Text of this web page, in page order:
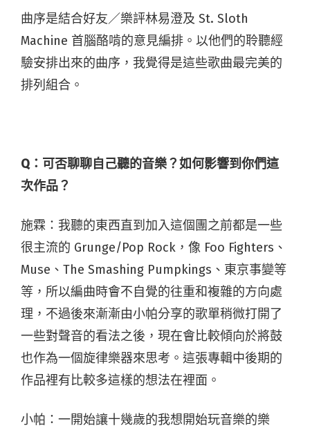
曲序是結合好友／樂評林易澄及 St. Sloth
Machine 首腦酪啃的意見編排。以他們的聆聽經
驗安排出來的曲序，我覺得是這些歌曲最完美的
排列組合。
Q：可否聊聊自己聽的音樂？如何影響到你們這
次作品？
施霖：我聽的東西直到加入這個團之前都是一些
很主流的 Grunge/Pop Rock，像 Foo Fighters、
Muse、The Smashing Pumpkings、東京事變等
等，所以編曲時會不自覺的往重和複雜的方向處
理，不過後來漸漸由小帕分享的歌單稍微打開了
一些對聲音的看法之後，現在會比較傾向於將鼓
也作為一個旋律樂器來思考。這張專輯中後期的
作品裡有比較多這樣的想法在裡面。
小帕：一開始讓十幾歲的我想開始玩音樂的樂